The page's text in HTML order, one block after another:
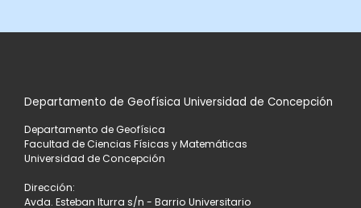
Departamento de Geofísica Universidad de Concepción
Departamento de Geofísica
Facultad de Ciencias Físicas y Matemáticas
Universidad de Concepción
Dirección:
Avda. Esteban Iturra s/n - Barrio Universitario